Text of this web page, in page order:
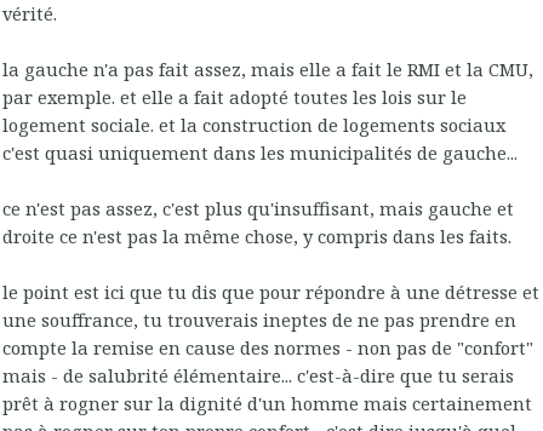
vérité.
la gauche n'a pas fait assez, mais elle a fait le RMI et la CMU,
par exemple. et elle a fait adopté toutes les lois sur le
logement sociale. et la construction de logements sociaux
c'est quasi uniquement dans les municipalités de gauche...
ce n'est pas assez, c'est plus qu'insuffisant, mais gauche et
droite ce n'est pas la même chose, y compris dans les faits.
le point est ici que tu dis que pour répondre à une détresse et
une souffrance, tu trouverais ineptes de ne pas prendre en
compte la remise en cause des normes - non pas de "confort"
mais - de salubrité élémentaire... c'est-à-dire que tu serais
prêt à rogner sur la dignité d'un homme mais certainement